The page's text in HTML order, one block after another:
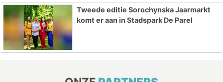
Tweede editie Sorochynska Jaarmarkt
komt er aan in Stadspark De Parel